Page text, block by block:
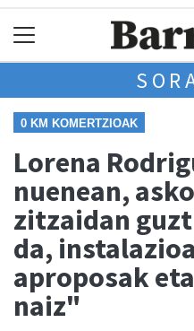
0 KM KOMERTZIOAK
Lorena
nuenean,
zitzaidan
da,
aproposak
naiz"